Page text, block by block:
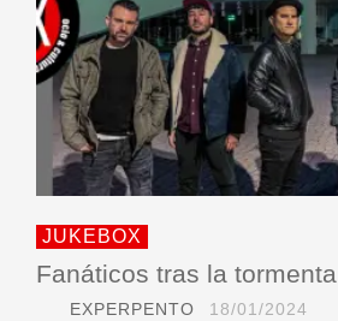
JUKEBOX
Fanáticos tras la tormenta
EXPERPENTO 18/01/2024